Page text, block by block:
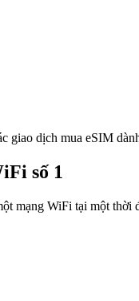
dịch mua eSIM
số 1
mạng WiFi tại một